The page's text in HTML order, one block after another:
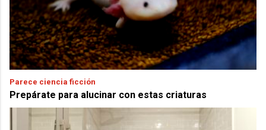
Parece ciencia ficción
Prepárate para alucinar con estas criaturas